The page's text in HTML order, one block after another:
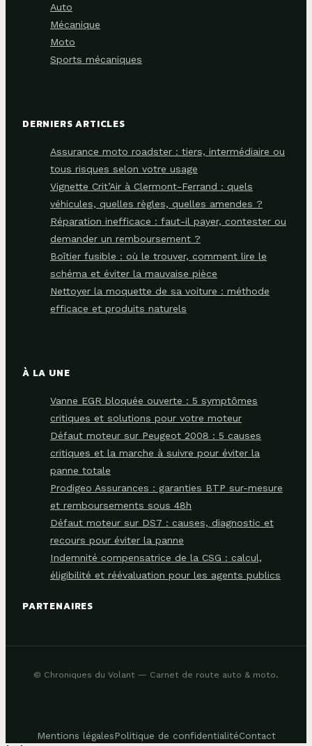
Auto
Mécanique
Moto
Sports mécaniques
DERNIERS ARTICLES
Assurance moto roadster : tiers, intermédiaire ou
tous risques selon votre usage
Vignette Crit’Air à Clermont-Ferrand : quels
véhicules, quelles règles, quelles amendes ?
Réparation inefficace : faut-il payer, contester ou
demander un remboursement ?
Boîtier fusible : où le trouver, comment lire le
schéma et éviter la mauvaise pièce
Nettoyer la moquette de sa voiture : méthode
efficace et produits naturels
À LA UNE
Vanne EGR bloquée ouverte : 5 symptômes
critiques et solutions pour votre moteur
Défaut moteur sur Peugeot 2008 : 5 causes
critiques et la marche à suivre pour éviter la
panne totale
Prodigeo Assurances : garanties BTP sur-mesure
et remboursements sous 48h
Défaut moteur sur DS7 : causes, diagnostic et
recours pour éviter la panne
Indemnité compensatrice de la CSG : calcul,
éligibilité et réévaluation pour les agents publics
PARTENAIRES
© Chroniques du Volant — Carnet de route auto & moto.
Mentions légalesPolitique de confidentialitéContact